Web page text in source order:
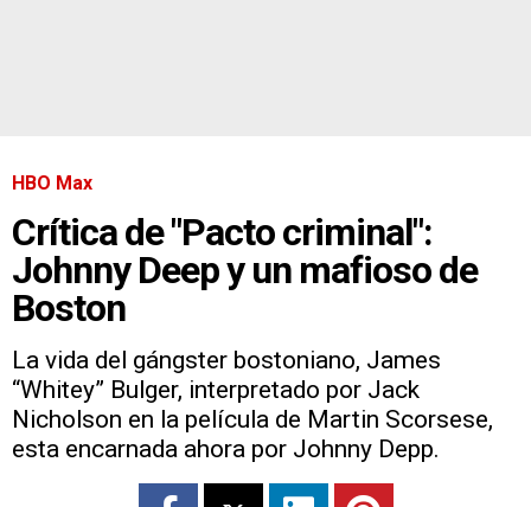
HBO Max
Crítica de "Pacto criminal":
Johnny Deep y un mafioso de
Boston
La vida del gángster bostoniano, James
“Whitey” Bulger, interpretado por Jack
Nicholson en la película de Martin Scorsese,
esta encarnada ahora por Johnny Depp.